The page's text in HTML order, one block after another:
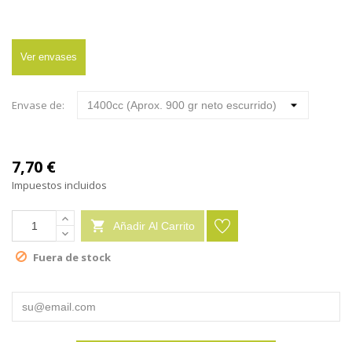
Ver envases
Envase de:
7,70 €
Impuestos incluidos
 Añadir Al Carrito
Fuera de stock